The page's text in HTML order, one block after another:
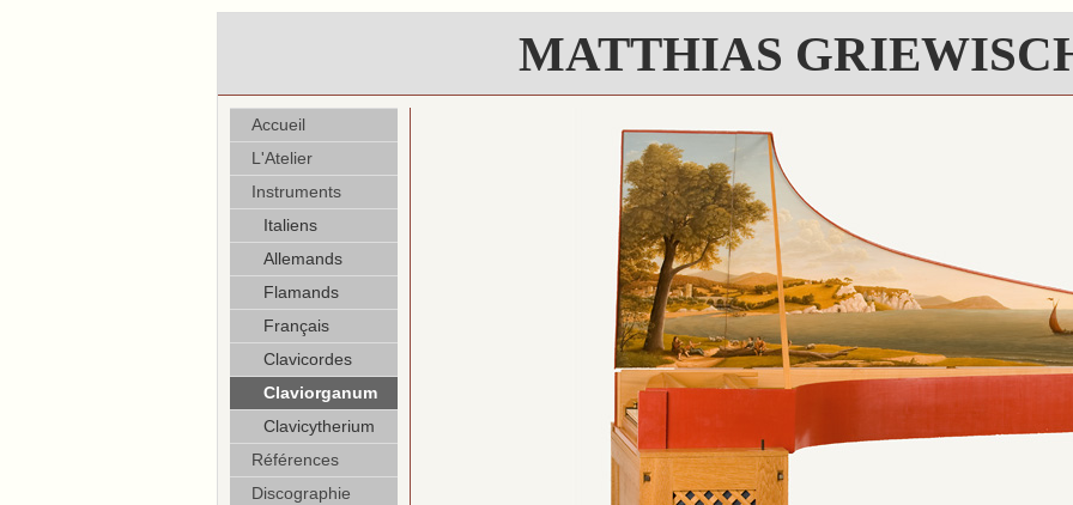
MATTHIAS
Accueil
L'Atelier
Instruments
Italiens
Allemands
Flamands
Français
Clavicordes
Claviorganum
Clavicytherium
Références
Discographie